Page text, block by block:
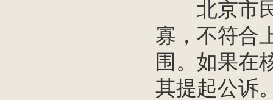
北京市民
寡，不符合
围。如果在
其提起公诉